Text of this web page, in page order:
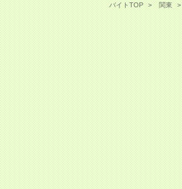
バイトTOP 関東